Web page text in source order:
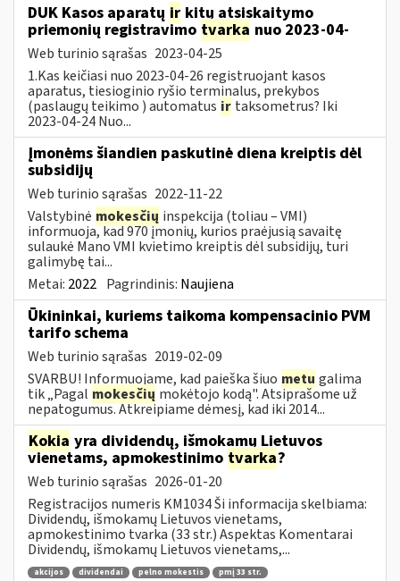
DUK Kasos aparatų ir kitų atsiskaitymo
priemonių registravimo tvarka nuo 2023-04-
Web turinio sąrašas 2023-04-25
1.Kas keičiasi nuo 2023-04-26 registruojant kasos
aparatus, tiesioginio ryšio terminalus, prekybos
(paslaugų teikimo ) automatus ir taksometrus? Iki
2023-04-24 Nuo...
Įmonėms šiandien paskutinė diena kreiptis dėl
subsidijų
Web turinio sąrašas 2022-11-22
Valstybinė mokesčių inspekcija (toliau – VMI)
informuoja, kad 970 įmonių, kurios praėjusią savaitę
sulaukė Mano VMI kvietimo kreiptis dėl subsidijų, turi
galimybę tai...
Metai: 2022 Pagrindinis: Naujiena
Ūkininkai, kuriems taikoma kompensacinio PVM
tarifo schema
Web turinio sąrašas 2019-02-09
SVARBU! Informuojame, kad paieška šiuo metu galima
tik „Pagal mokesčių mokėtojo kodą". Atsiprašome už
nepatogumus. Atkreipiame dėmesį, kad iki 2014...
Kokia yra dividendų, išmokamų Lietuvos
vienetams, apmokestinimo tvarka?
Web turinio sąrašas 2026-01-20
Registracijos numeris KM1034 Ši informacija skelbiama:
Dividendų, išmokamų Lietuvos vienetams,
apmokestinimo tvarka (33 str.) Aspektas Komentarai
Dividendų, išmokamų Lietuvos vienetams,...
akcijos dividendai pelno mokestis
pmį 33 str.